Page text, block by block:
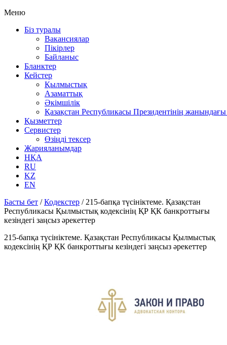
Меню
Біз туралы
Вакансиялар
Пікірлер
Байланыс
Бланктер
Кейстер
Қылмыстық
Азаматтық
Әкімшілік
Қазақстан Республикасы Президентінің
Қызметтер
Сервистер
Өзіңді тексер
Жарияланымдар
НҚА
RU
KZ
EN
Басты бет /Кодекстер / 215-бапқа түсініктеме. Қазақстан
Республикасы Қылмыстық кодексінің ҚР ҚК банкроттығы
кезіндегі заңсыз әрекеттер
215-бапқа түсініктеме. Қазақстан Республикасы Қылмыстық
кодексінің ҚР ҚК банкроттығы кезіндегі заңсыз әрекеттер